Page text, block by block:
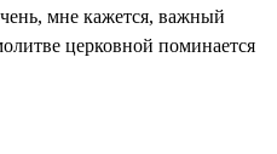
мне кажется, важный
церковной поминается